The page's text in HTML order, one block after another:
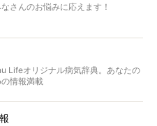
さんのお悩みに応えます！
Lifeオリジナル病気辞典。あなたの
情報満載